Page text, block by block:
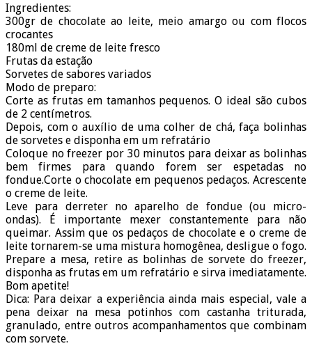
Ingredientes:
300gr de chocolate ao leite, meio amargo ou com flocos
crocantes
180ml de creme de leite fresco
Frutas da estação
Sorvetes de sabores variados
Modo de preparo:
Corte as frutas em tamanhos pequenos. O ideal são cubos
de 2 centímetros.
Depois, com o auxílio de uma colher de chá, faça bolinhas
de sorvetes e disponha em um refratário
Coloque no freezer por 30 minutos para deixar as bolinhas
bem firmes para quando forem ser espetadas no
fondue.Corte o chocolate em pequenos pedaços. Acrescente
o creme de leite.
Leve para derreter no aparelho de fondue (ou micro-
ondas). É importante mexer constantemente para não
queimar. Assim que os pedaços de chocolate e o creme de
leite tornarem-se uma mistura homogênea, desligue o fogo.
Prepare a mesa, retire as bolinhas de sorvete do freezer,
disponha as frutas em um refratário e sirva imediatamente.
Bom apetite!
Dica: Para deixar a experiência ainda mais especial, vale a
pena deixar na mesa potinhos com castanha triturada,
granulado, entre outros acompanhamentos que combinam
com sorvete.